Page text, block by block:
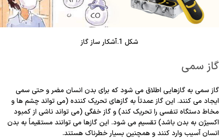
شکل 1.آشکار ساز گاز
گاز سمی
گاز سمی به گازهایی اطلاق می شود که برای بدن انسان مضر و حتی سمی
ایجاد می کنند. این گاز عمدتاً به گازهای تحریک کننده (می تواند چشم ها و
مخاط دستگاه تنفسی را تحریک کند) و گاز خفگی (می تواند ناشی از کمبود
اکسیژن به بدن باشد) تقسیم می شود. این گازها می توانند مستقیماً به بدن
انسان آسیب وارد کنند و همچنین بسیار خطرناک هستند.